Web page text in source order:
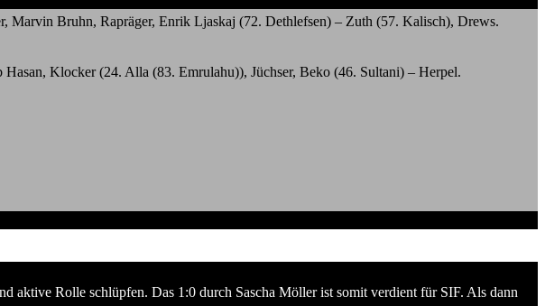
Marvin Bruhn, Rapräger, Enrik Ljaskaj (72. Dethlefsen) – Zuth (57. Kalisch), Drews.
Klocker (24. Alla (83. Emrulahu)), Jüchser, Beko (46. Sultani) – Herpel.
aktive Rolle schlüpfen. Das 1:0 durch Sascha Möller ist somit verdient für SIF. Als dann